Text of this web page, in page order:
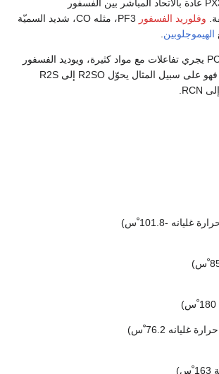
وفلوريد الفسفور
PF3، مثله CO، شديد السميّة
الهيموجلوبين
PCl3 يجري تفاعلات مع مواد كثيرة، ويوديد الفسفور
PI3 شره للأكسجين فهو على سبيل المثال يحوّل R2SO إلى R2S